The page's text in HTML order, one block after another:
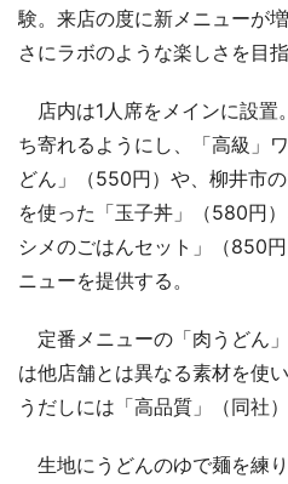
験。来店の度に新メニューが
さにラボのような楽しさを目
店内は1人席をメインに設置
ち寄れるようにし、「高級」
どん」（550円）や、柳井市
を使った「玉子丼」（580円
シメのごはんセット」（850
ニューを提供する。
定番メニューの「肉うどん
は他店舗とは異なる素材を使
うだしには「高品質」（同社
生地にうどんのゆで麺を練